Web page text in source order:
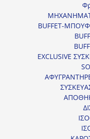
BUFFET-
EXCLUSIVE